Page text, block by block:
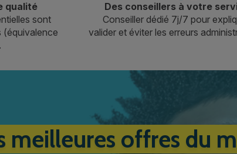
qualité
sont
(équivalence
Des conseillers à votre
Conseiller dédié 7j/7 pour
valider et éviter les erreurs
meilleures offres du